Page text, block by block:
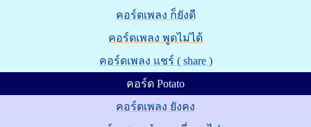
คอร์ดเพลง ก็ยังดี
คอร์ดเพลง พูดไม่ได้
คอร์ดเพลง แชร์ ( share )
คอร์ด Potato
คอร์ดเพลง ยังคง